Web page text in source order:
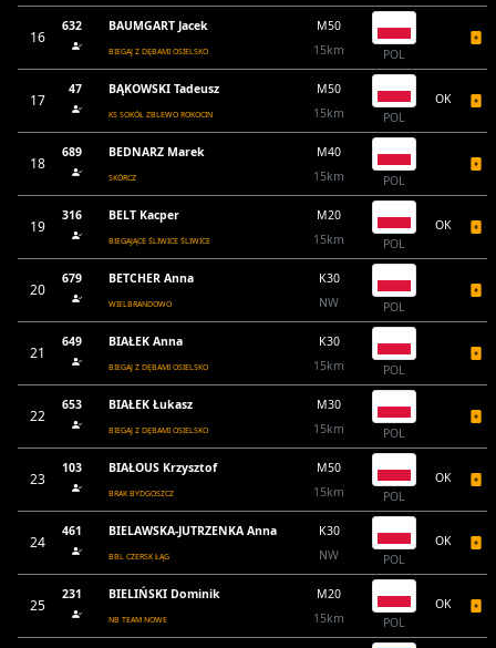
16
632 BAUMGART Jacek
BIEGAJ Z DĘBAMI OSIELSKO
M50
15km
POL
17
47 BĄKOWSKI Tadeusz
KS SOKÓŁ ZBLEWO ROKOCIN
M50
15km
POL
OK
18
689 BEDNARZ Marek
SKÓRCZ
M40
15km
POL
19
316 BELT Kacper
BIEGAJĄCE ŚLIWICE ŚLIWICE
M20
15km
POL
OK
20
679 BETCHER Anna
WIELBRANDOWO
K30
NW
POL
21
649 BIAŁEK Anna
BIEGAJ Z DĘBAMI OSIELSKO
K30
15km
POL
22
653 BIAŁEK Łukasz
BIEGAJ Z DĘBAMI OSIELSKO
M30
15km
POL
23
103 BIAŁOUS Krzysztof
BRAK BYDGOSZCZ
M50
15km
POL
OK
24
461 BIELAWSKA-JUTRZENKA Anna
BBL CZERSK ŁĄG
K30
NW
POL
OK
25
231 BIELIŃSKI Dominik
NB TEAM NOWE
M20
15km
POL
OK